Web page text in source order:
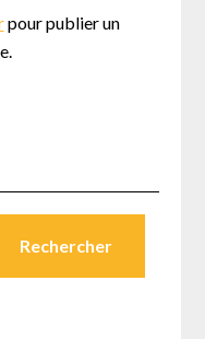
pour publier un